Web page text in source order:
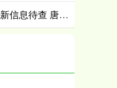
华盈策略 英财政大臣里夫斯涉违法新信息待查 唐宁街确认其将发布下月预算